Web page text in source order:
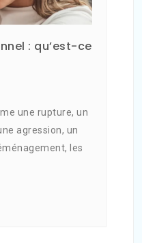
: qu’est-ce
une rupture, un
agression, un
les